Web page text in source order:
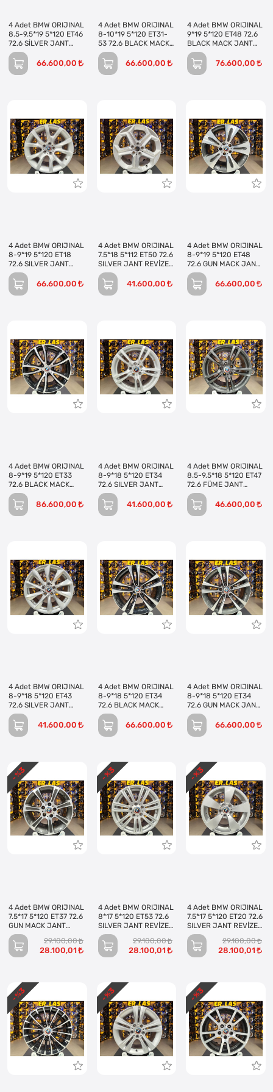
4 Adet BMW ORIJINAL
8.5-9.5*19 5*120 ET46
72.6 SİLVER JANT
REVİZE EDİLMİŞ
(Takım)
66.600,00
4 Adet BMW ORIJINAL
8-10*19 5*120 ET31-
53 72.6 BLACK MACK
JANT REVİZE EDİLMİŞ
(Takım)
66.600,00
4 Adet BMW ORIJINAL
9*19 5*120 ET48 72.6
BLACK MACK JANT
REVİZE EDİLMİŞ
(Takım)
76.600,00
4 Adet BMW ORIJINAL
8-9*19 5*120 ET18
72.6 SILVER JANT
REVİZE EDİLMİŞ
(Takım)
66.600,00
4 Adet BMW ORIJINAL
7.5*18 5*112 ET50 72.6
SILVER JANT REVİZE
EDİLMİŞ (Takım)
41.600,00
4 Adet BMW ORIJINAL
8-9*19 5*120 ET48
72.6 GUN MACK JANT
REVİZE EDİLMİŞ
(Takım)
66.600,00
4 Adet BMW ORIJINAL
8-9*19 5*120 ET33
72.6 BLACK MACK
JANT REVİZE EDİLMİŞ
(Takım)
86.600,00
4 Adet BMW ORIJINAL
8-9*18 5*120 ET34
72.6 SILVER JANT
REVİZE EDİLMİŞ
(Takım)
41.600,00
4 Adet BMW ORIJINAL
8.5-9.5*18 5*120 ET47
72.6 FÜME JANT
REVİZE EDİLMİŞ
(Takım)
46.600,00
4 Adet BMW ORIJINAL
8-9*18 5*120 ET43
72.6 SILVER JANT
REVİZE EDİLMİŞ
(Takım)
41.600,00
4 Adet BMW ORIJINAL
8-9*18 5*120 ET34
72.6 BLACK MACK
JANT REVİZE EDİLMİŞ
(Takım)
66.600,00
4 Adet BMW ORIJINAL
8-9*18 5*120 ET34
72.6 GUN MACK JANT
REVİZE EDİLMİŞ
(Takım)
66.600,00
4 Adet BMW ORIJINAL
7.5*17 5*120 ET37 72.6
GUN MACK JANT
REVİZE EDİLMİŞ
(Takım)
29.100,00
28.100,01
- %
3
4 Adet BMW ORIJINAL
8*17 5*120 ET53 72.6
SILVER JANT REVİZE
EDİLMİŞ (Takım)
29.100,00
28.100,01
- %
3
4 Adet BMW ORIJINAL
7.5*17 5*120 ET20 72.6
SILVER JANT REVİZE
EDİLMİŞ (Takım)
29.100,00
28.100,01
- %
3
- %
3 - %
3 - %
3